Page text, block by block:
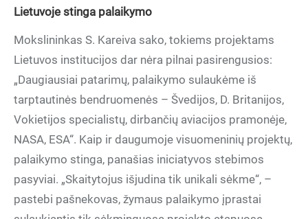
Lietuvoje stinga palaikymo
Mokslininkas S. Kareiva sako, tokiems projektams
Lietuvos institucijos dar nėra pilnai pasirengusios:
„Daugiausiai patarimų, palaikymo sulaukėme iš
tarptautinės bendruomenės – Švedijos, D. Britanijos,
Vokietijos specialistų, dirbančių aviacijos pramonėje,
NASA, ESA“. Kaip ir daugumoje visuomeninių projektų,
palaikymo stinga, panašias iniciatyvos stebimos
pasyviai. „Skaitytojus išjudina tik unikali sėkme“, –
pastebi pašnekovas, žymaus palaikymo įprastai